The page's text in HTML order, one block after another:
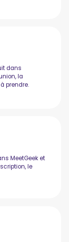
dans
la
prendre.
MeetGeek et
le